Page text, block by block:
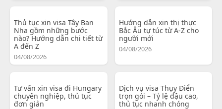
Thủ tục xin visa Tây Ban
Nha gồm những bước
nào? Hướng dẫn chi tiết từ
A đến Z
04/08/2026
Hướng dẫn xin thị thực
Bắc Âu tự túc từ A-Z cho
người mới
04/08/2026
Tư vấn xin visa đi Hungary
chuyên nghiệp, thủ tục
đơn giản
Dịch vụ visa Thụy Điển
trọn gói – Tỷ lệ đậu cao,
thủ tục nhanh chóng